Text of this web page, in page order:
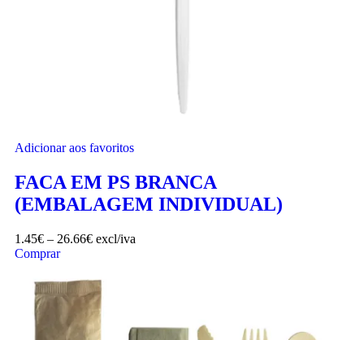
Adicionar aos favoritos
FACA EM PS BRANCA
(EMBALAGEM INDIVIDUAL)
1.45€ – 26.66€ excl/iva
Comprar